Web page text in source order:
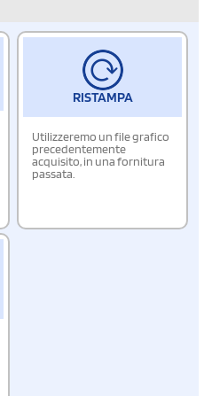
RISTAMPA
Utilizzeremo un file grafico
precedentemente
acquisito, in una fornitura
passata.